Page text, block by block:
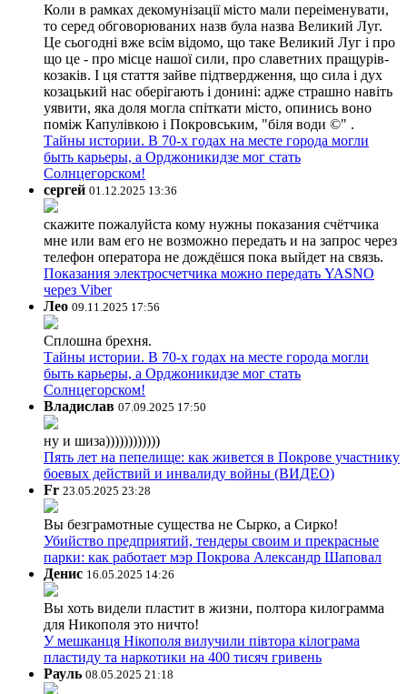
Коли в рамках декомунізації місто мали переіменувати,
то серед обговорюваних назв була назва Великий Луг.
Це сьогодні вже всім відомо, що таке Великий Луг і про
що це - про місце нашої сили, про славетних пращурів-
козаків. І ця стаття зайве підтвердження, що сила і дух
козацький нас оберігають і донині: адже страшно навіть
уявити, яка доля могла спіткати місто, опинись воно
поміж Капулівкою і Покровським, "біля води ©" .
Тайны истории. В 70-х годах на месте города могли
быть карьеры, а Орджоникидзе мог стать
Солнцегорском!
сергей 01.12.2025 13:36
скажите пожалуйста кому нужны показания счётчика
мне или вам его не возможно передать и на запрос через
телефон оператора не дождёшся пока выйдет на связь.
Показания электросчетчика можно передать YASNO
через Viber
Лео 09.11.2025 17:56
Сплошна брехня.
Тайны истории. В 70-х годах на месте города могли
быть карьеры, а Орджоникидзе мог стать
Солнцегорском!
Владислав 07.09.2025 17:50
ну и шиза))))))))))))
Пять лет на пепелище: как живется в Покрове участнику
боевых действий и инвалиду войны (ВИДЕО)
Fr 23.05.2025 23:28
Вы безграмотные существа не Сырко, а Сирко!
Убийство предприятий, тендеры своим и прекрасные
парки: как работает мэр Покрова Александр Шаповал
Денис 16.05.2025 14:26
Вы хоть видели пластит в жизни, полтора килограмма
для Никополя это ничто!
У мешканця Нікополя вилучили півтора кілограма
пластиду та наркотики на 400 тисяч гривень
Рауль 08.05.2025 21:18